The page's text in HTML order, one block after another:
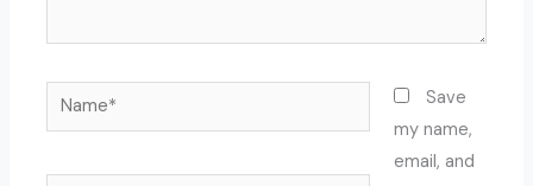
Name*
Save
my name,
email, and